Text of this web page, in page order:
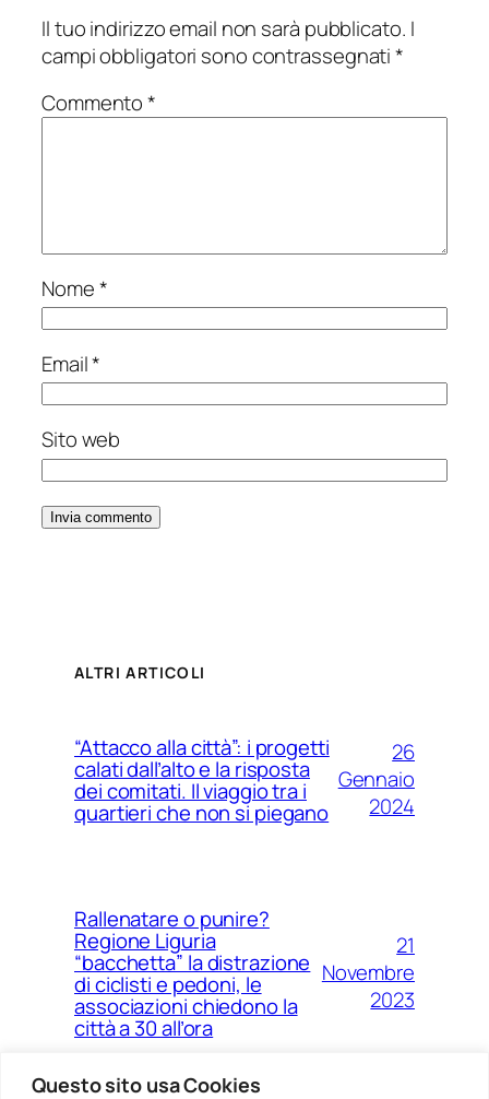
Questo sito usa Cookies
Il tuo indirizzo email non sarà pubblicato. I
campi obbligatori sono contrassegnati*
Commento*
Nome*
Email*
Sito web
ALTRI ARTICOLI
“Attacco alla città”: i progetti
calati dall’alto e la risposta
dei comitati. Il viaggio tra i
quartieri che non si piegano
26
Gennaio
2024
Rallenatare o punire?
Regione Liguria
“bacchetta” la distrazione
di ciclisti e pedoni, le
associazioni chiedono la
città a 30 all’ora
21
Novembre
2023